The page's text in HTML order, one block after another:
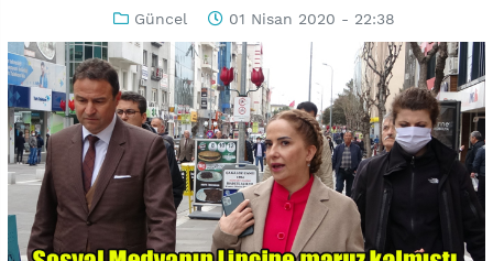
Güncel 01 Nisan 2020 - 22:38